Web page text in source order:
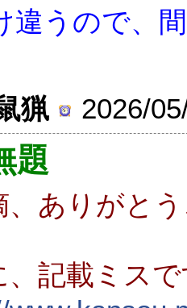
違うので、
猟
2026/
題
、ありがと
、記載ミス